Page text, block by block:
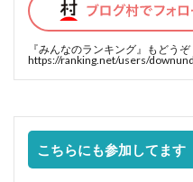
『みんなのランキング』 もどうぞ
https://ranking.net/users/
こちらにも参加してます